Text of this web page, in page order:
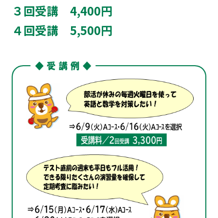
３回受講 4,400円
４回受講 5,500円